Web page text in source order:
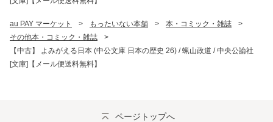
au PAY マーケット > もったいない本舗 > 本・コミック・雑誌
>
その他本・コミック・雑誌
>
【中古】 よみがえる日本 (中公文庫 日本の歴史 26) / 蝋山政道 / 中央公論社
[文庫]【メール便送料無料】
ページトップへ